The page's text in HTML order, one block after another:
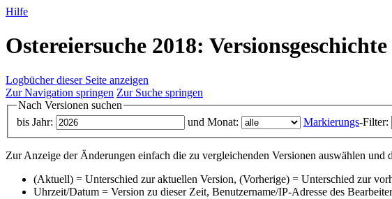
Hilfe
Ostereiersuche 2018: Versionsgeschichte
Logbücher dieser Seite anzeigen
Zur Navigation springen Zur Suche springen
Nach Versionen suchen
bis Jahr:
und Monat: Markierungs-Filter:
Zur Anzeige der Änderungen einfach die zu vergleichenden Versionen auswählen
(Aktuell) = Unterschied zur aktuellen Version, (Vorherige) = Unterschied zur
Uhrzeit/Datum = Version zu dieser Zeit, Benutzername/IP-Adresse des